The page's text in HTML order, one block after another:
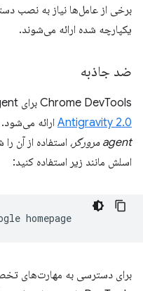
برخی از عامل‌ها نیاز به نصب
یکپارچه شده ارائه می‌شوند.
ضد جاذبه
Chrome DevTools برای agentها به صورت پیش‌فرض با
Antigravity 2.0 ارائه می‌شود.
agent مرورگر،
استفاده از آن
اسلش مانند زیر استفاده کنید:
برای دسترسی به مهارت‌های